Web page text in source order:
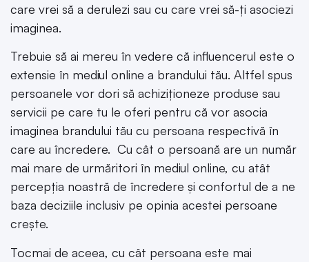
care vrei să a derulezi sau cu care vrei să-ți asociezi
imaginea.
Trebuie să ai mereu în vedere că influencerul este o
extensie în mediul online a brandului tău. Altfel spus
persoanele vor dori să achiziționeze produse sau
servicii pe care tu le oferi pentru că vor asocia
imaginea brandului tău cu persoana respectivă în
care au încredere. Cu cât o persoană are un număr
mai mare de urmăritori în mediul online, cu atât
percepția noastră de încredere și confortul de a ne
baza deciziile inclusiv pe opinia acestei persoane
crește.
Tocmai de aceea, cu cât persoana este mai